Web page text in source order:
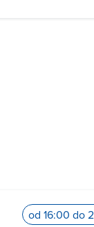
od 16:00 do